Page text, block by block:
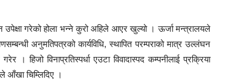
उपेक्षा गरेको होला भन्ने कुरो अहिले आएर खुल्यो । ऊर्जा मन्त्रालयले
अनुमतिपत्रको कार्यविधि, स्थापित परम्पराको मात्र उल्लंघन
। हिजो विनाप्रतिस्पर्धा एउटा विवादास्पद कम्पनीलाई प्रक्रिया
आँखा चिम्लिदिए ।